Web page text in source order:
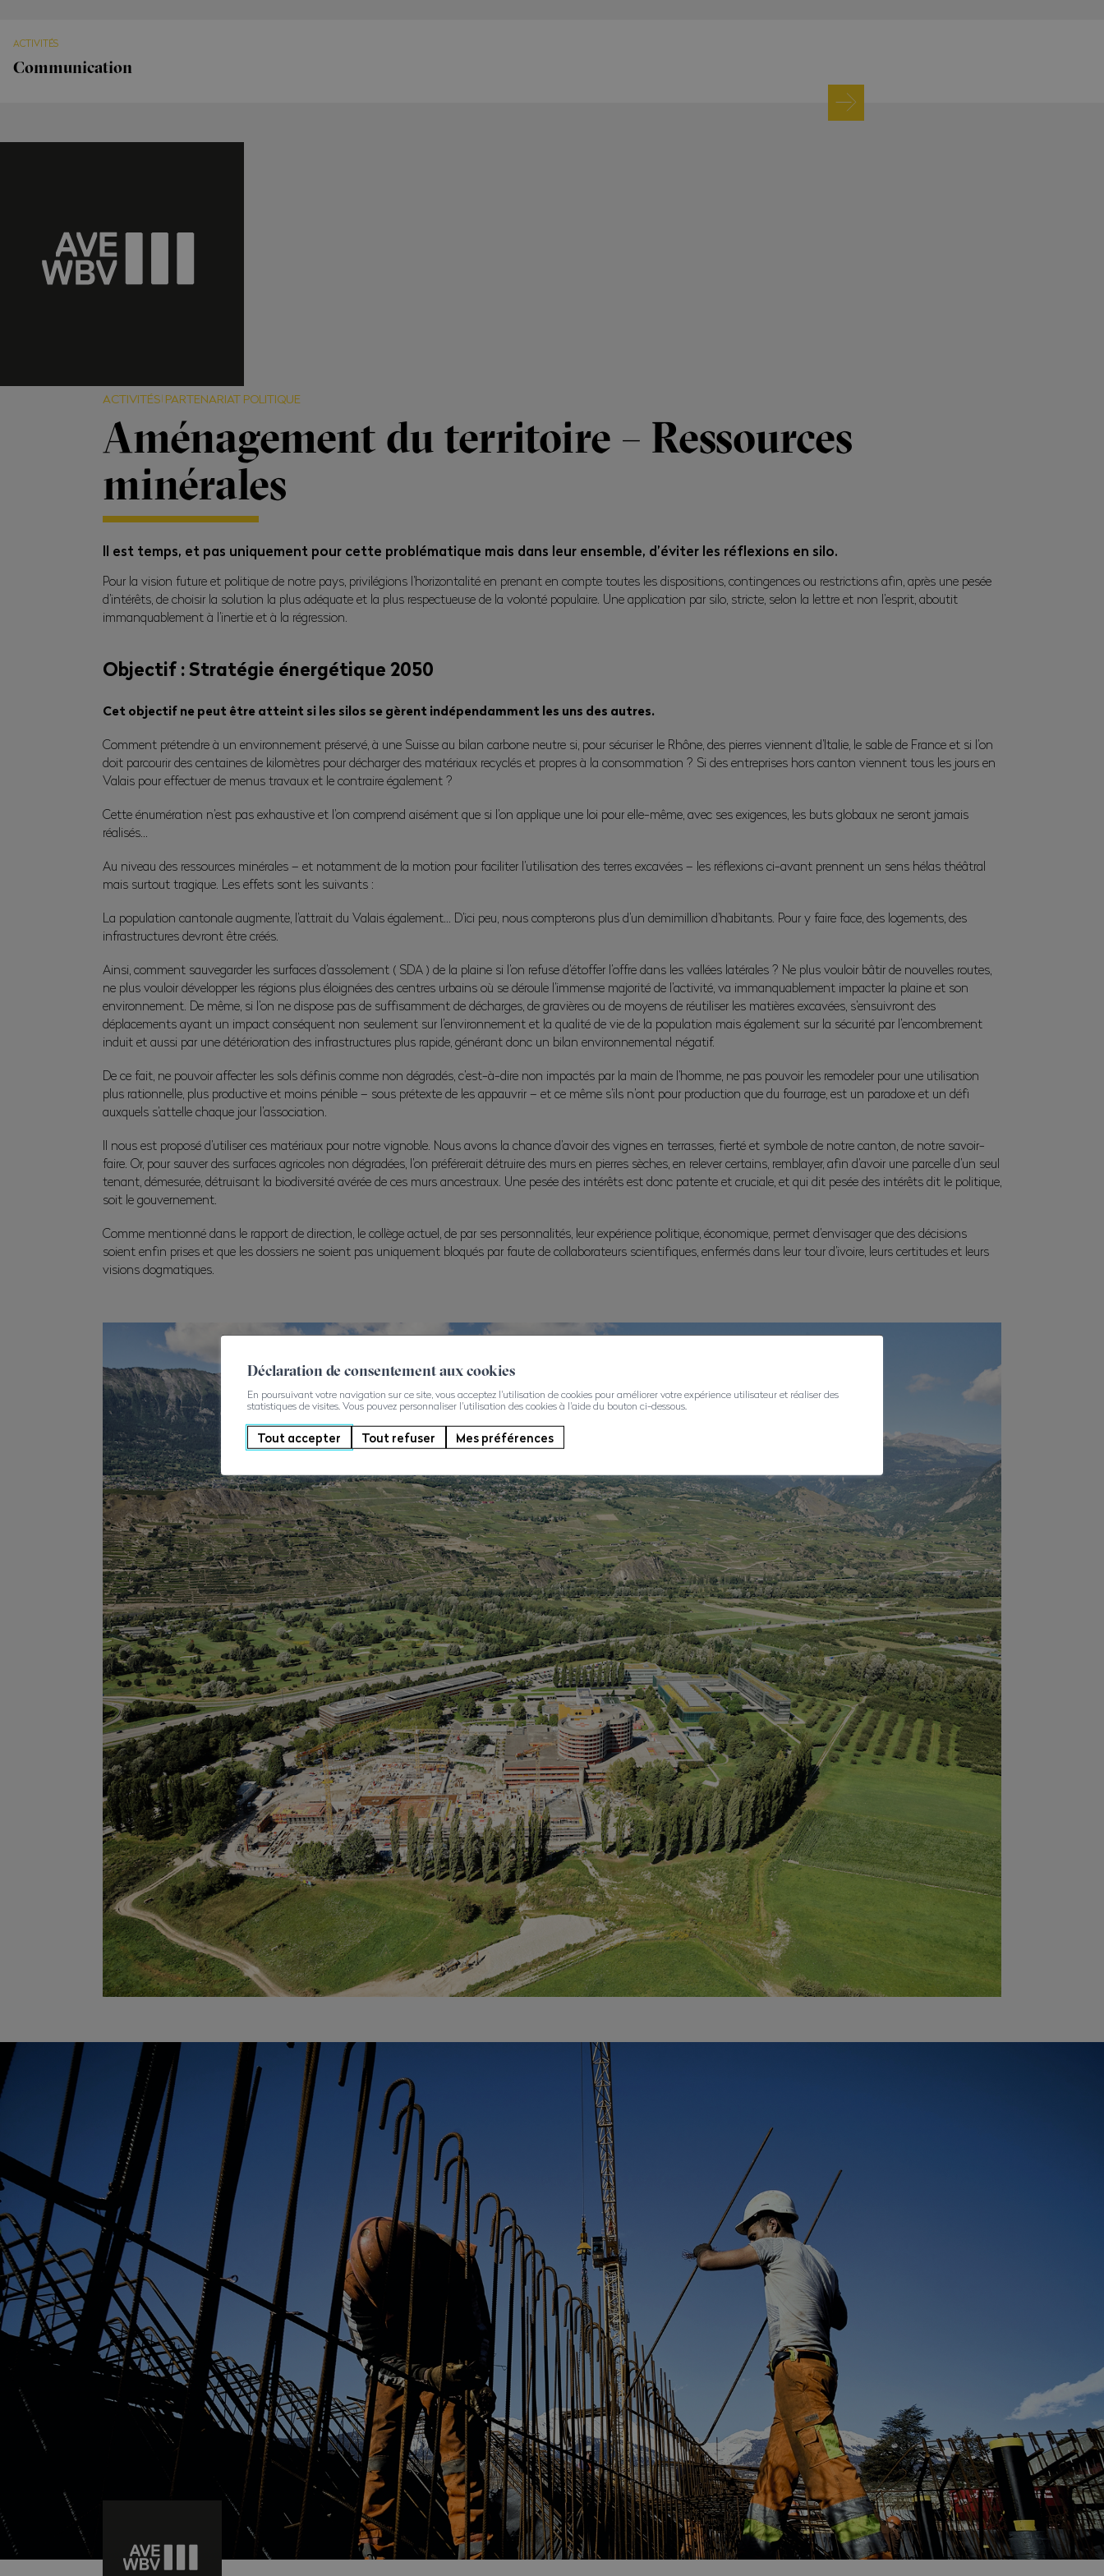
ACTIVITÉS
Communication
ACTIVITÉS PARTENARIAT POLITIQUE
Aménagement du territoire – Ressources
minérales
Il est temps, et pas uniquement pour cette problématique mais dans leur ensemble, d’éviter les réflexions en silo.
Pour la vision future et politique de notre pays, privilégions l’horizontalité en prenant en compte toutes les dispositions, contingences ou restrictions afin, après une pesée
d’intérêts, de choisir la solution la plus adéquate et la plus respectueuse de la volonté populaire. Une application par silo, stricte, selon la lettre et non l’esprit, aboutit
immanquablement à l’inertie et à la régression.
Objectif : Stratégie énergétique 2050
Cet objectif ne peut être atteint si les silos se gèrent indépendamment les uns des autres.
Comment prétendre à un environnement préservé, à une Suisse au bilan carbone neutre si, pour sécuriser le Rhône, des pierres viennent d’Italie, le sable de France et si l’on
doit parcourir des centaines de kilomètres pour décharger des matériaux recyclés et propres à la consommation ? Si des entreprises hors canton viennent tous les jours en
Valais pour effectuer de menus travaux et le contraire également ?
Cette énumération n’est pas exhaustive et l’on comprend aisément que si l’on applique une loi pour elle-même, avec ses exigences, les buts globaux ne seront jamais
réalisés…
Au niveau des ressources minérales – et notamment de la motion pour faciliter l’utilisation des terres excavées – les réflexions ci-avant prennent un sens hélas théâtral
mais surtout tragique. Les effets sont les suivants :
La population cantonale augmente, l’attrait du Valais également… D’ici peu, nous compterons plus d’un demimillion d’habitants. Pour y faire face, des logements, des
infrastructures devront être créés.
Ainsi, comment sauvegarder les surfaces d’assolement ( SDA ) de la plaine si l’on refuse d’étoffer l’offre dans les vallées latérales ? Ne plus vouloir bâtir de nouvelles routes,
ne plus vouloir développer les régions plus éloignées des centres urbains où se déroule l’immense majorité de l’activité, va immanquablement impacter la plaine et son
environnement. De même, si l’on ne dispose pas de suffisamment de décharges, de gravières ou de moyens de réutiliser les matières excavées, s’ensuivront des
déplacements ayant un impact conséquent non seulement sur l’environnement et la qualité de vie de la population mais également sur la sécurité par l’encombrement
induit et aussi par une détérioration des infrastructures plus rapide, générant donc un bilan environnemental négatif.
De ce fait, ne pouvoir affecter les sols définis comme non dégradés, c’est-à-dire non impactés par la main de l’homme, ne pas pouvoir les remodeler pour une utilisation
plus rationnelle, plus productive et moins pénible – sous prétexte de les appauvrir – et ce même s’ils n’ont pour production que du fourrage, est un paradoxe et un défi
auxquels s’attelle chaque jour l’association.
Il nous est proposé d’utiliser ces matériaux pour notre vignoble. Nous avons la chance d’avoir des vignes en terrasses, fierté et symbole de notre canton, de notre savoir-
faire. Or, pour sauver des surfaces agricoles non dégradées, l’on préférerait détruire des murs en pierres sèches, en relever certains, remblayer, afin d’avoir une parcelle d’un seul
tenant, démesurée, détruisant la biodiversité avérée de ces murs ancestraux. Une pesée des intérêts est donc patente et cruciale, et qui dit pesée des intérêts dit le politique,
soit le gouvernement.
Comme mentionné dans le rapport de direction, le collège actuel, de par ses personnalités, leur expérience politique, économique, permet d’envisager que des décisions
soient enfin prises et que les dossiers ne soient pas uniquement bloqués par faute de collaborateurs scientifiques, enfermés dans leur tour d’ivoire, leurs certitudes et leurs
visions dogmatiques.
Déclaration de consentement aux cookies
En poursuivant votre navigation sur ce site, vous acceptez l'utilisation de cookies pour améliorer votre expérience utilisateur et réaliser des
statistiques de visites. Vous pouvez personnaliser l'utilisation des cookies à l'aide du bouton ci-dessous.
Tout accepter Tout refuser Mes préférences